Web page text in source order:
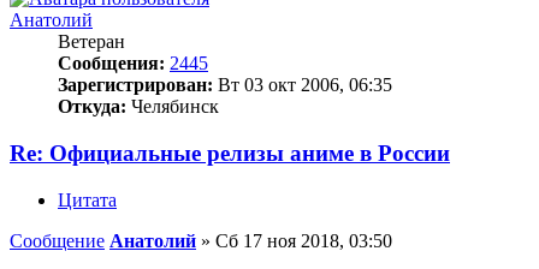
Анатолий
Ветеран
Сообщения: 2445
Зарегистрирован: Вт 03 окт 2006, 06:35
Откуда: Челябинск
Re: Официальные релизы аниме в России
Цитата
Сообщение Анатолий » Сб 17 ноя 2018, 03:50